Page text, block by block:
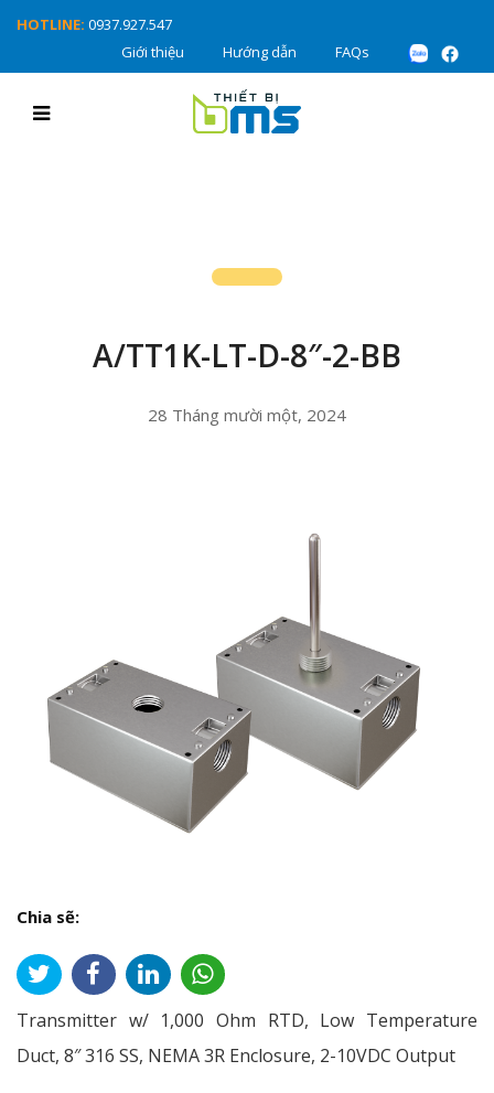
HOTLINE: 0937.927.547
Giới thiệu
Hướng dẫn FAQs
A/TT1K-LT-D-8″-2-BB
28 Tháng mười một, 2024
Chia sẽ:
Transmitter w/ 1,000 Ohm RTD, Low Temperature
Duct, 8″ 316 SS, NEMA 3R Enclosure, 2-10VDC Output